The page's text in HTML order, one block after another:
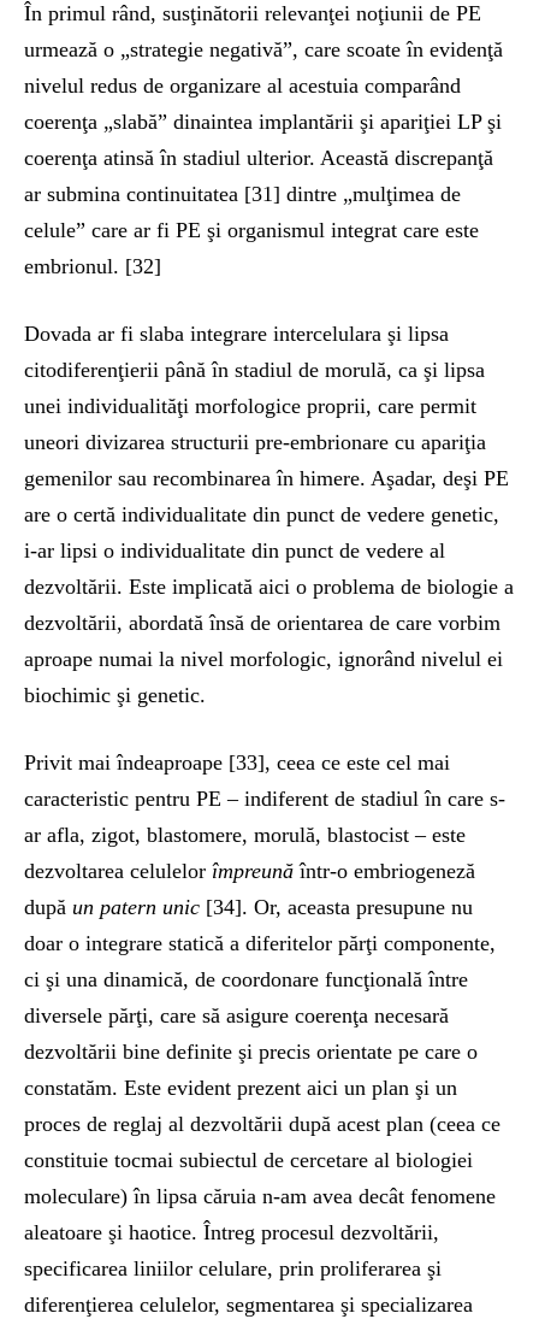
În primul rând, susţinătorii relevanţei noţiunii de PE
urmează o „strategie negativă”, care scoate în evidenţă
nivelul redus de organizare al acestuia comparând
coerenţa „slabă” dinaintea implantării şi apariţiei LP şi
coerenţa atinsă în stadiul ulterior. Această discrepanţă
ar submina continuitatea [31] dintre „mulţimea de
celule” care ar fi PE şi organismul integrat care este
embrionul. [32]
Dovada ar fi slaba integrare intercelulara şi lipsa
citodiferenţierii până în stadiul de morulă, ca şi lipsa
unei individualităţi morfologice proprii, care permit
uneori divizarea structurii pre-embrionare cu apariţia
gemenilor sau recombinarea în himere. Aşadar, deşi PE
are o certă individualitate din punct de vedere genetic,
i-ar lipsi o individualitate din punct de vedere al
dezvoltării. Este implicată aici o problema de biologie a
dezvoltării, abordată însă de orientarea de care vorbim
aproape numai la nivel morfologic, ignorând nivelul ei
biochimic şi genetic.
Privit mai îndeaproape [33], ceea ce este cel mai
caracteristic pentru PE – indiferent de stadiul în care s-
ar afla, zigot, blastomere, morulă, blastocist – este
dezvoltarea celulelor împreunăîntr-o embriogeneză
după un patern unic [34]. Or, aceasta presupune nu
doar o integrare statică a diferitelor părţi componente,
ci şi una dinamică, de coordonare funcţională între
diversele părţi, care să asigure coerenţa necesară
dezvoltării bine definite şi precis orientate pe care o
constatăm. Este evident prezent aici un plan şi un
proces de reglaj al dezvoltării după acest plan (ceea ce
constituie tocmai subiectul de cercetare al biologiei
moleculare) în lipsa căruia n-am avea decât fenomene
aleatoare şi haotice. Întreg procesul dezvoltării,
specificarea liniilor celulare, prin proliferarea şi
diferenţierea celulelor, segmentarea şi specializarea